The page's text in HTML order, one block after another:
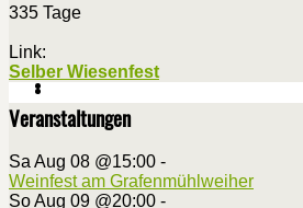
335 Tage
Link:
Selber Wiesenfest
Veranstaltungen
Sa Aug 08 @15:00 -
Weinfest am Grafenmühlweiher
So Aug 09 @20:00 -